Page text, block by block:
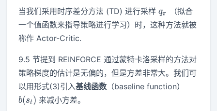
当我们采用时序差分方法 (TD) 进行采样q_\pi
qπ
（拟合
一个值函数来指导策略进行学习）时，这种方法就被
称作 Actor-Critic.
9.5 节提到 REINFORCE 通过蒙特卡洛采样的方法对
策略梯度的估计是无偏的，但是方差非常大。我们可
以用形式(3)引入基线函数 （baseline function）
b(st ) 来减小方差。